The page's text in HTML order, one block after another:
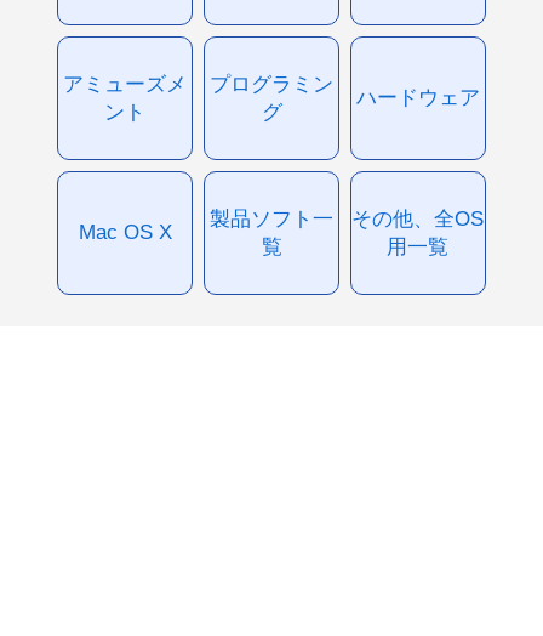
アミューズメ
ント
プログラミン
グ
ハードウェア
Mac OS X
製品ソフト一
覧
その他、全OS
用一覧